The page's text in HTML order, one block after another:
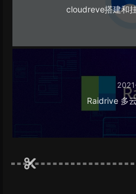
cloudreve搭建和
Raidrive 多